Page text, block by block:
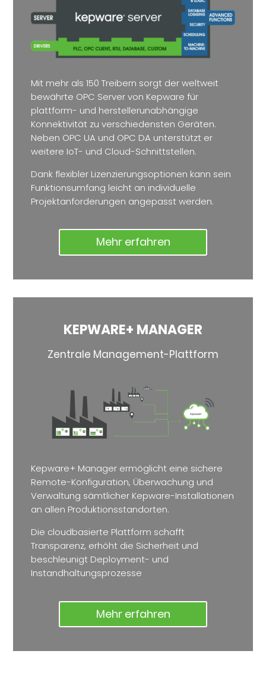
Mit mehr als 150 Treibern sorgt der weltweit
bewährte OPC Server von Kepware für
plattform- und herstellerunabhängige
Konnektivität zu verschiedensten Geräten.
Neben OPC UA und OPC DA unterstützt er
weitere IoT- und Cloud-Schnittstellen.
Dank flexibler Lizenzierungsoptionen kann sein
Funktionsumfang leicht an individuelle
Projektanforderungen angepasst werden.
Mehr erfahren
KEPWARE+ MANAGER
Zentrale Management-Plattform
Kepware+ Manager ermöglicht eine sichere
Remote-Konfiguration, Überwachung und
Verwaltung sämtlicher Kepware-Installationen
an allen Produktionsstandorten.
Die cloudbasierte Plattform schafft
Transparenz, erhöht die Sicherheit und
beschleunigt Deployment- und
Instandhaltungsprozesse
Mehr erfahren